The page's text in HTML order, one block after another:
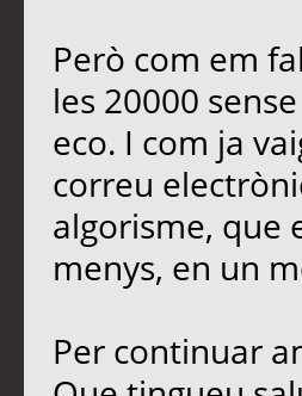
Però com em
les 20000
eco. I com ja
correu
algorisme, que
menys, en un
Per continuar